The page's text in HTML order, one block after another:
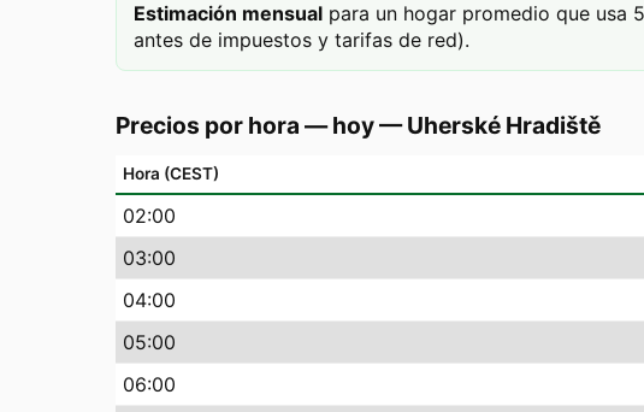
Estimación mensual para un hogar promedio que usa
antes de impuestos y tarifas de red).
Precios por hora — hoy—Uherské Hradiště
Hora (CEST)
02:00
03:00
04:00
05:00
06:00